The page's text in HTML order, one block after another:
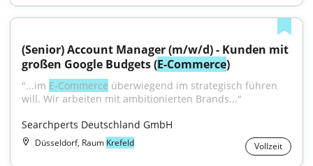
(Senior) Account Manager (m/w/d) - Kunden mit
großen Google Budgets (E-Commerce)
"...im E‑Commerce überwiegend im strategisch führen
will. Wir arbeiten mit ambitionierten Brands..."
Searchperts Deutschland GmbH
Düsseldorf, Raum Krefeld Vollzeit